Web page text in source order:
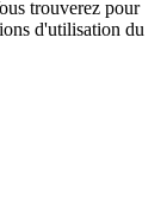
trouverez pour
d'utilisation du